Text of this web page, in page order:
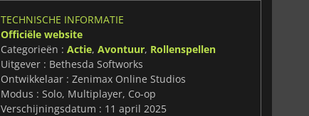
TECHNISCHE INFORMATIE
Officiële website
Categorieën : Actie, Avontuur, Rollenspellen
Uitgever : Bethesda Softworks
Ontwikkelaar : Zenimax Online Studios
Modus : Solo, Multiplayer, Co-op
Verschijningsdatum : 11 april 2025